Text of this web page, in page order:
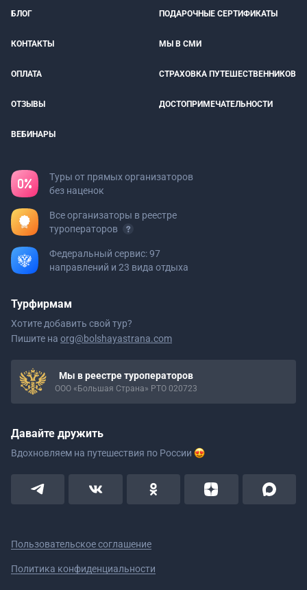
БЛОГ ПОДАРОЧНЫЕ СЕРТИФИКАТЫ
КОНТАКТЫ МЫ В СМИ
ОПЛАТА СТРАХОВКА ПУТЕШЕСТВЕННИКОВ
ОТЗЫВЫ ДОСТОПРИМЕЧАТЕЛЬНОСТИ
ВЕБИНАРЫ
Туры от прямых организаторов
без наценок
Все организаторы в реестре
туроператоров
Федеральный сервис: 97
направлений и 23 вида отдыха
Турфирмам
Хотите добавить свой тур?
Пишите на org@bolshayastrana.com
Мы в реестре туроператоров
ООО «Большая Страна» РТО 020723
Давайте дружить
Вдохновляем на путешествия по России
Пользовательское соглашение
Политика конфиденциальности